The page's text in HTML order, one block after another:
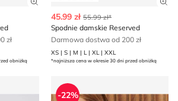
Zobacz szczegóły produktu
zł
obniżką
45.99 zł 55.99 zł*
Spodnie damskie Reserved
Darmowa dostwa od 200 zł
XS | S | M | L | XL | XXL
*najniższa cena w okresie 30 dni przed obniżką
Bluza damska Reserved
-22%